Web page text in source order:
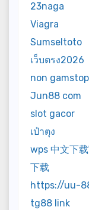
23naga
Viagra
Sumseltoto
เว็บตรง2026
non
Jun88 com
slot gacor
เป๋าตุง
wps 中文下
下载
https://uu-
tg88 link